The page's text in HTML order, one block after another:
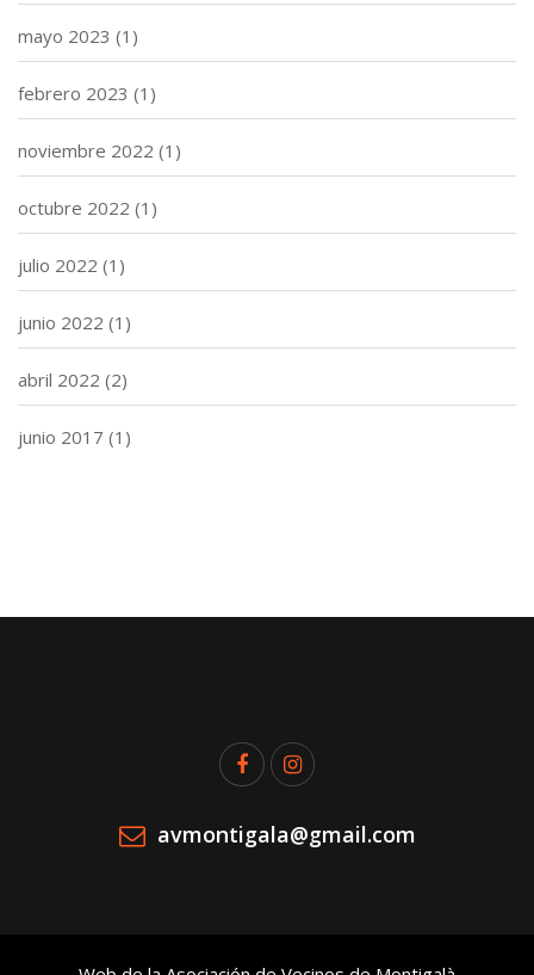
mayo 2023 (1)
febrero 2023 (1)
noviembre 2022 (1)
octubre 2022 (1)
julio 2022 (1)
junio 2022 (1)
abril 2022 (2)
junio 2017 (1)
avmontigala@gmail.com